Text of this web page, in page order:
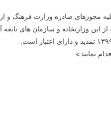
مجوزهای صادره وزارت فرهنگ و
وزارتخانه و سازمان های تابعه
نمایند.»